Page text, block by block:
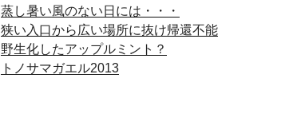
蒸し暑い風のない日には・・・
狭い入口から広い場所に抜け帰還不能
野生化したアップルミント？
トノサマガエル2013